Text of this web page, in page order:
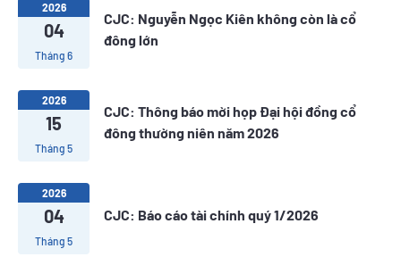
2026
04
Tháng 6
CJC: Nguyễn Ngọc Kiên không còn là cổ
đông lớn
2026
15
Tháng 5
CJC: Thông báo mời họp Đại hội đồng cổ
đông thường niên năm 2026
2026
04
Tháng 5
CJC: Báo cáo tài chính quý 1/2026